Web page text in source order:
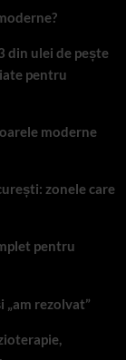
din ulei de pește
pentru
moderne
zonele care
pentru
„am rezolvat”